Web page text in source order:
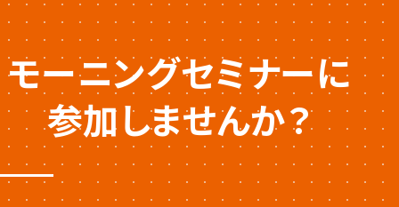
モーニングセミナーに
参加しませんか？